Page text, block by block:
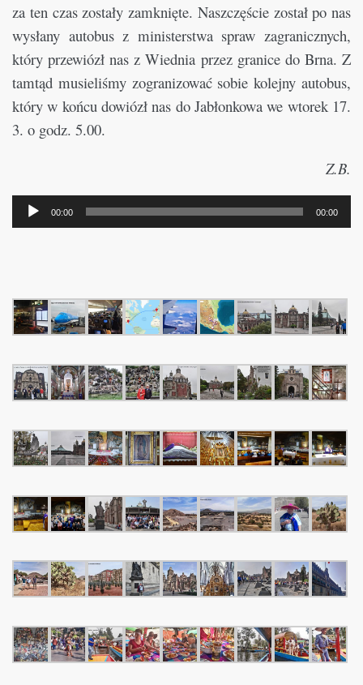
za ten czas zostały zamknięte. Naszczęście został po nas
wysłany autobus z ministerstwa spraw zagranicznych,
który przewiózł nas z Wiednia przez granice do Brna. Z
tamtąd musieliśmy zogranizować sobie kolejny autobus,
który w końcu dowiózł nas do Jabłonkowa we wtorek 17.
3. o godz. 5.00.
Z.B.
Odtwarzacz
plików
dźwiękowych
00:00 00:00